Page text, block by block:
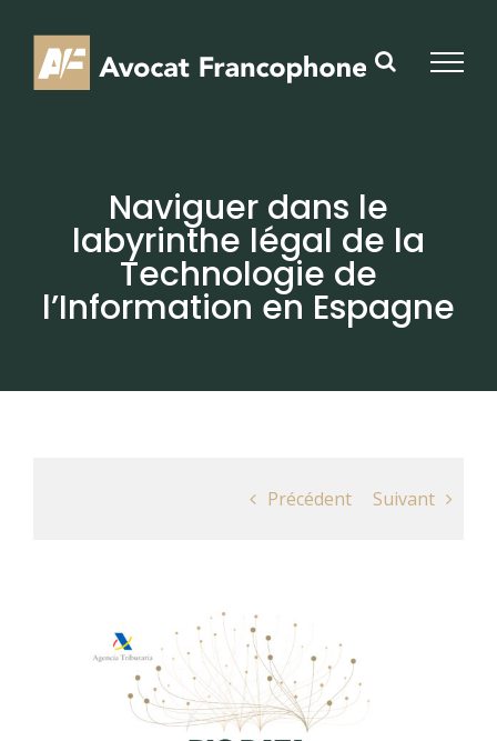
content
Naviguer dans le
labyrinthe légal de la
Technologie de
l’Information en Espagne
Précédent Suivant